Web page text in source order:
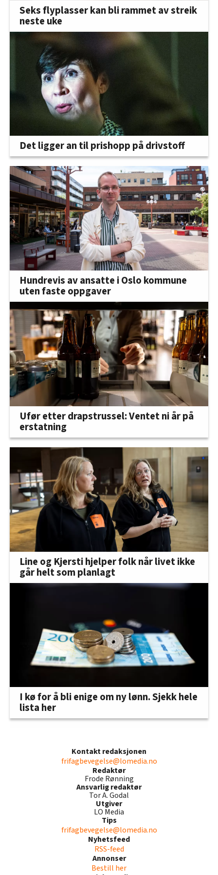
Seks flyplasser kan bli rammet av streik
neste uke
Det ligger an til prishopp på drivstoff
Hundrevis av ansatte i Oslo kommune
uten faste oppgaver
Ufør etter drapstrussel: Ventet ni år på
erstatning
Line og Kjersti hjelper folk når livet ikke
går helt som planlagt
I kø for å bli enige om ny lønn. Sjekk hele
lista her
Kontakt redaksjonen
frifagbevegelse@lomedia.no
Redaktør
Frode Rønning
Ansvarlig redaktør
Tor A. Godal
Utgiver
LO Media
Tips
frifagbevegelse@lomedia.no
Nyhetsfeed
RSS-feed
Annonser
Bestill her